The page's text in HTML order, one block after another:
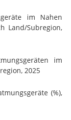
im Nahen
Land/Subregion,
im
2025
(%),